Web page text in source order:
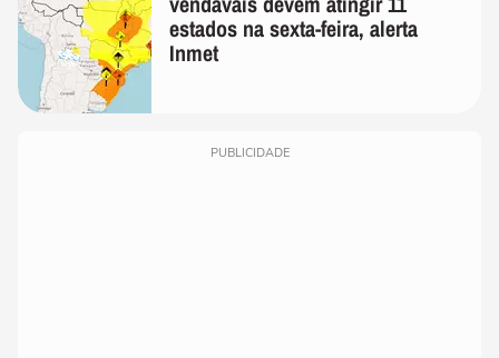
estados na sexta-feira, alerta
Inmet
PUBLICIDADE